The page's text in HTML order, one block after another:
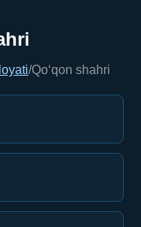
/Qo‘qon shahri